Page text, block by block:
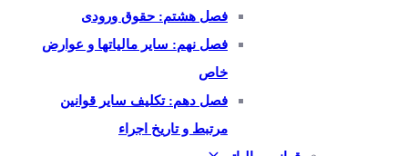
فصل هشتم: حقوق ورودی
فصل نهم: سایر مالیاتها و عوارض
خاص
فصل دهم: تکلیف سایر قوانین
مرتبط و تاریخ اجراء